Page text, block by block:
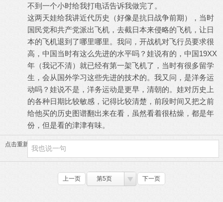
不到一个小时给我打电话告诉我做完了。
这两天娃给我讲近代历史（好像是抗日战争前期），当时
国民党和共产党派出飞机，去截日本来侵略的飞机，让日
本的飞机退到了哪里哪里。我问，开战机对飞行员要求很
高，中国当时有这么先进的水平吗？娃说有的，中国19XX
年（我记不清）就已经有第一架飞机了，当时有很多留学
生，会从国外学习这些先进的技术的。我又问，是洋务运
动吗？娃说不是，洋务运动是更早，清朝的。娃对历史上
的各种日期比较敏感，记得比较清楚，前段时间又把之前
给他买的历史图谱翻出来在看，虽然看着很枯燥，都是年
份，但是看的津津有味。
点击重新加载
上一页 第5页 下一页